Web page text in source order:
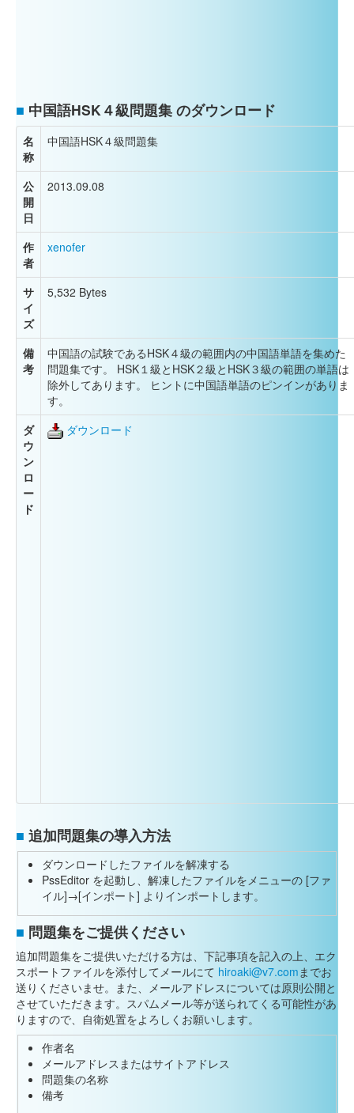
■ 中国語HSK４級問題集 のダウンロード
名
称
中国語HSK４級問題集
公
開
日
2013.09.08
作
者
xenofer
サ
イ
ズ
5,532 Bytes
備
考
中国語の試験であるHSK４級の範囲内の中国語単語を集めた
問題集です。 HSK１級とHSK２級とHSK３級の範囲の単語は
除外してあります。 ヒントに中国語単語のピンインがありま
す。
ダ
ウ
ン
ロ
ー
ド
ダウンロード
■ 追加問題集の導入方法
ダウンロードしたファイルを解凍する
PssEditor を起動し、解凍したファイルをメニューの [ファ
イル]→[インポート] よりインポートします。
■ 問題集をご提供ください
追加問題集をご提供いただける方は、下記事項を記入の上、エク
スポートファイルを添付してメールにて hiroaki@v7.comまでお
送りくださいませ。また、メールアドレスについては原則公開と
させていただきます。スパムメール等が送られてくる可能性があ
りますので、自衛処置をよろしくお願いします。
作者名
メールアドレスまたはサイトアドレス
問題集の名称
備考